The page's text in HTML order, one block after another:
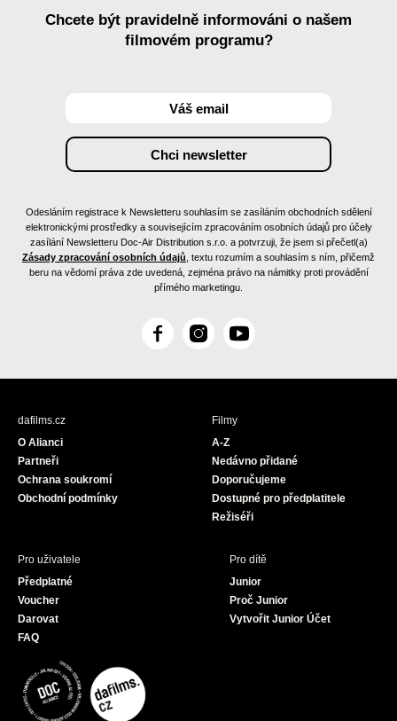
Chcete být pravidelně informováni o našem
filmovém programu?
Odesláním registrace k Newsletteru souhlasím se zasíláním obchodních sdělení
elektronickými prostředky a souvisejícím zpracováním osobních údajů pro účely
zasílání Newsletteru Doc-Air Distribution s.r.o. a potvrzuji, že jsem si přečetl(a)
Zásady zpracování osobních údajů , textu rozumím a souhlasím s ním, přičemž
beru na vědomí práva zde uvedená, zejména právo na námitky proti provádění
přímého marketingu.
F
c
I
s
Y
u
dafilms.cz
O Alianci
Partneři
Ochrana soukromí
Obchodní podmínky
Filmy
A-Z
Nedávno přidané
Doporučujeme
Dostupné pro předplatitele
Režiséři
Pro uživatele
Předplatné
Voucher
Darovat
FAQ
Pro dítě
Junior
Proč Junior
Vytvořit Junior Účet